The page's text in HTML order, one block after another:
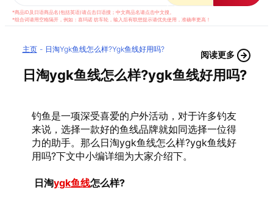
*商品ID及日语商品名(包括英语)请点击日语搜；中文商品名请点击中文搜。
*组合词请用空格隔开，例如：喜玛诺 纺车轮，输入后有联想提示请优先使用，准确率更高！
主页 日淘ygk鱼线怎么样?ygk鱼线好用吗?
阅读更多
日淘ygk鱼线怎么样?ygk鱼线好用吗?
钓鱼是一项深受喜爱的户外活动，对于许多钓友
来说，选择一款好的鱼线品牌就如同选择一位得
力的助手。那么日淘ygk鱼线怎么样?ygk鱼线好
用吗?下文中小编详细为大家介绍下。
日淘ygk鱼线怎么样?